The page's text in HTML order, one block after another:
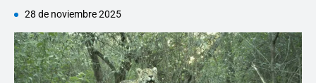
28 de noviembre 2025